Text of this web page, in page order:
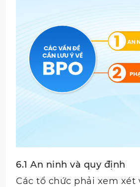
6.1 An ninh và quy định
Các tổ chức phải xem xét